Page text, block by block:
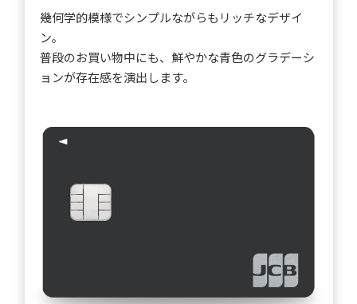
幾何学的模様でシンプルながらもリッチなデザイ
ン。
普段のお買い物中にも、鮮やかな青色のグラデーシ
ョンが存在感を演出します。